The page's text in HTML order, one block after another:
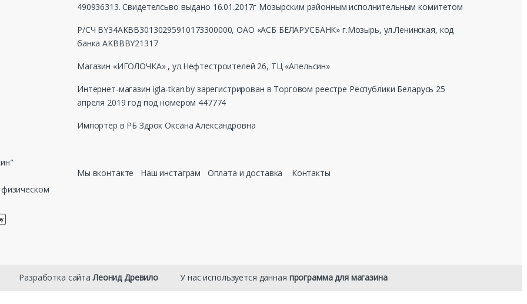
490936313. Свидетелсьво выдано 16.01.2017г Мозырским районным исполнительным комитетом
Р/СЧ BY34AKBB30130295910173300000, ОАО «АСБ БЕЛАРУСБАНК» г.Мозырь, ул.Ленинская, код
банка AKBBBY21317
Магазин «ИГОЛОЧКА» , ул.Нефтестроителей 26, ТЦ «Апельсин»
Интернет-магазин igla-tkan.by зарегистрирован в Торговом реестре Республики Беларусь 25
апреля 2019 год под номером 447774
Импортер в РБ Здрок Оксана Александровна
Мы вконтакте Наш инстаграм Оплата и доставка Контакты
Разработка сайтаЛеонид Древило⠀⠀⠀ У нас используется данная программа для магазина